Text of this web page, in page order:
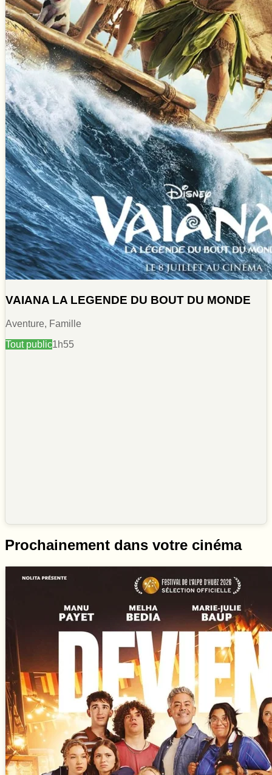
VAIANA LA LEGENDE DU BOUT DU MONDE
Aventure, Famille
Tout public1h55
Prochainement dans votre cinéma